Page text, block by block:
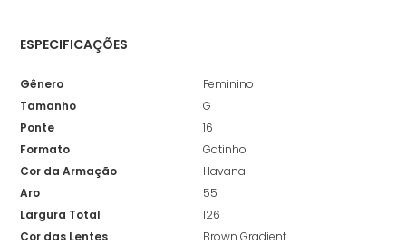
ESPECIFICAÇÕES
Gênero
Feminino
Tamanho
G
Ponte
16
Formato
Gatinho
Cor da Armação
Havana
Aro
55
Largura Total
126
Cor das Lentes
Brown Gradient